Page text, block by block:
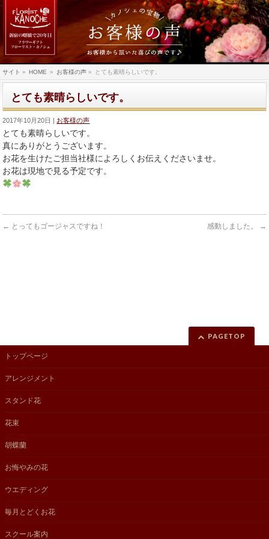
サイト » HOME » お客様の声 » とても素晴らしいです。
とても素晴らしいです。
2017年10月20日 お客様の声
とても素晴らしいです。
真にありがとうございます。
お花を生けたご担当社様によろしくお伝えくださいませ。
お花は現地で見る予定です。
← とってもゴージャスですね！ 感動しました。 →
PAGETOP
トップページ
アレンジメント
スタンド花
花束
胡蝶蘭
お悔やみの花
ウエディング
毎月とどくお花
スクール案内